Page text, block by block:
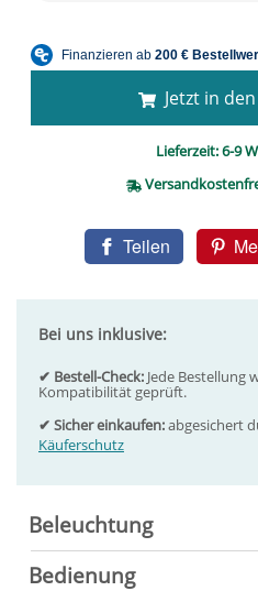
Beleuchtung
Bedienung
Jetzt in
Lieferzeit:6-9
Teilen
Bei uns inklusive:
✔ Bestell-Check: Jede Bestellung
Kompatibilität geprüft.
✔ Sicher einkaufen:abgesichert
Käuferschutz